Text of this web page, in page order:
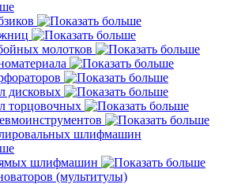
молотков
дисковых
торцовочных
шлифмашин
шлифмашин
(мультитулы)